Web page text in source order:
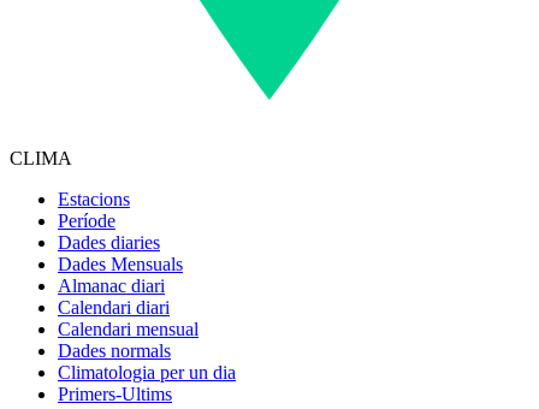
CLIMA
Estacions
Període
Dades diaries
Dades Mensuals
Almanac diari
Calendari diari
Calendari mensual
Dades normals
Climatologia per un dia
Primers-Ultims